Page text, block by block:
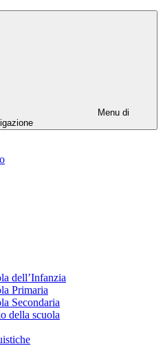
Menu di
dell’Infanzia
Primaria
Secondaria
della scuola